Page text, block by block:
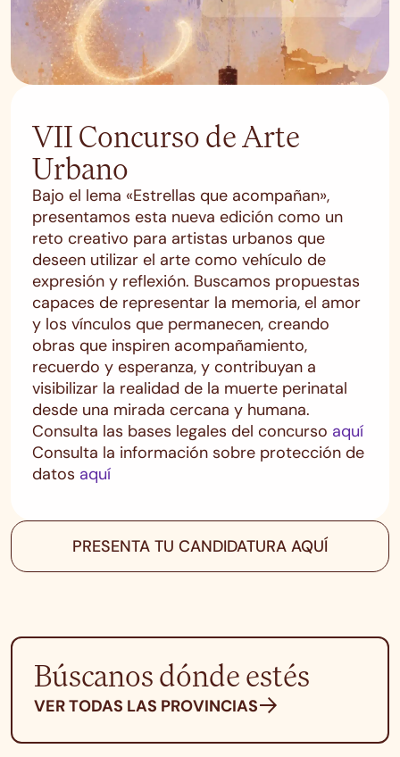
VII Concurso de Arte
Urbano
Bajo el lema «Estrellas que acompañan»,
presentamos esta nueva edición como un
reto creativo para artistas urbanos que
deseen utilizar el arte como vehículo de
expresión y reflexión. Buscamos propuestas
capaces de representar la memoria, el amor
y los vínculos que permanecen, creando
obras que inspiren acompañamiento,
recuerdo y esperanza, y contribuyan a
visibilizar la realidad de la muerte perinatal
desde una mirada cercana y humana.
Consulta las bases legales del concurso aquí
Consulta la información sobre protección de
datos aquí
PRESENTA TU CANDIDATURA AQUÍ
Búscanos dónde estés
VER TODAS LAS PROVINCIAS